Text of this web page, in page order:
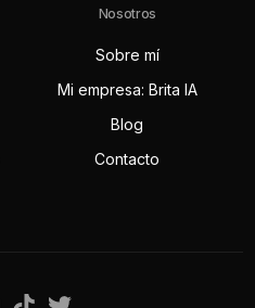
Nosotros
Sobre mí
Mi empresa: Brita IA
Blog
Contacto